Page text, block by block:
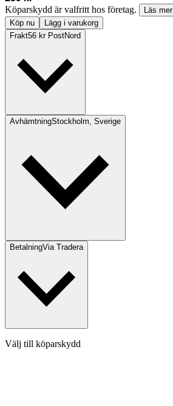
Köparskydd är valfritt hos företag.
Läs mer
Köp nu
Lägg i varukorg
Frakt56 kr PostNord
AvhämtningStockholm, Sverige
BetalningVia Tradera
Välj till köparskydd